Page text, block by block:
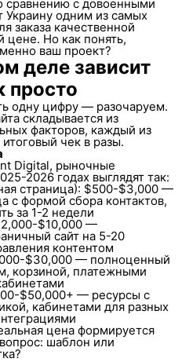
сравнению с довоенными
Украину одним из самых
заказа качественной
цене. Но как понять,
ваш проект?
деле зависит
просто
одну цифру — разочаруем.
складывается из
факторов, каждый из
чек в разы.
Digital, рыночные
2026 годах выглядят так:
страница): $500-$3,000 —
с формой сбора контактов,
за 1-2 недели
$10,000 —
сайт на 5-20
контентом
$30,000 — полноценный
корзиной, платежными
$50,000+ — ресурсы с
кабинетами для разных
цена формируется
шаблон или